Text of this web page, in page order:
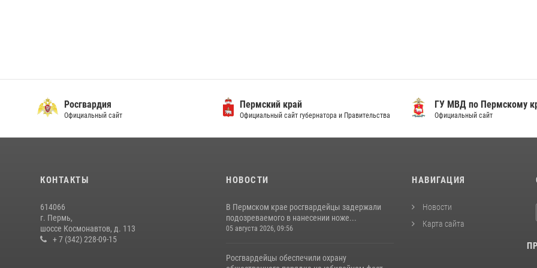
Росгвардия
Официальный сайт
Пермский край
Официальный сайт губернатора и Правительства
ГУ МВД по Пермскому
Официальный сайт
КОНТАКТЫ
614066
г. Пермь,
шоссе Космонавтов, д. 113
+ 7 (342) 228-09-15
НОВОСТИ
В Пермском крае росгвардейцы задержали
подозреваемого в нанесении ноже...
05 августа 2026, 09:56
Росгвардейцы обеспечили охрану
НАВИГАЦИЯ
Новости
Карта сайта